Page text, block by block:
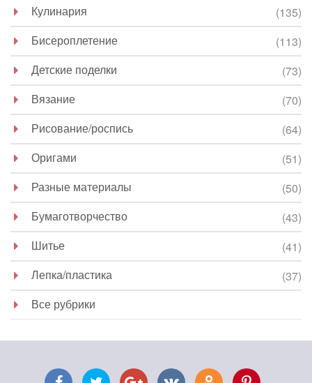
Кулинария
(135)
Бисероплетение
(113)
Детские поделки
(73)
Вязание
(70)
Рисование/роспись
(64)
Оригами
(51)
Разные материалы
(50)
Бумаготворчество
(43)
Шитье
(41)
Лепка/пластика
(37)
Все рубрики